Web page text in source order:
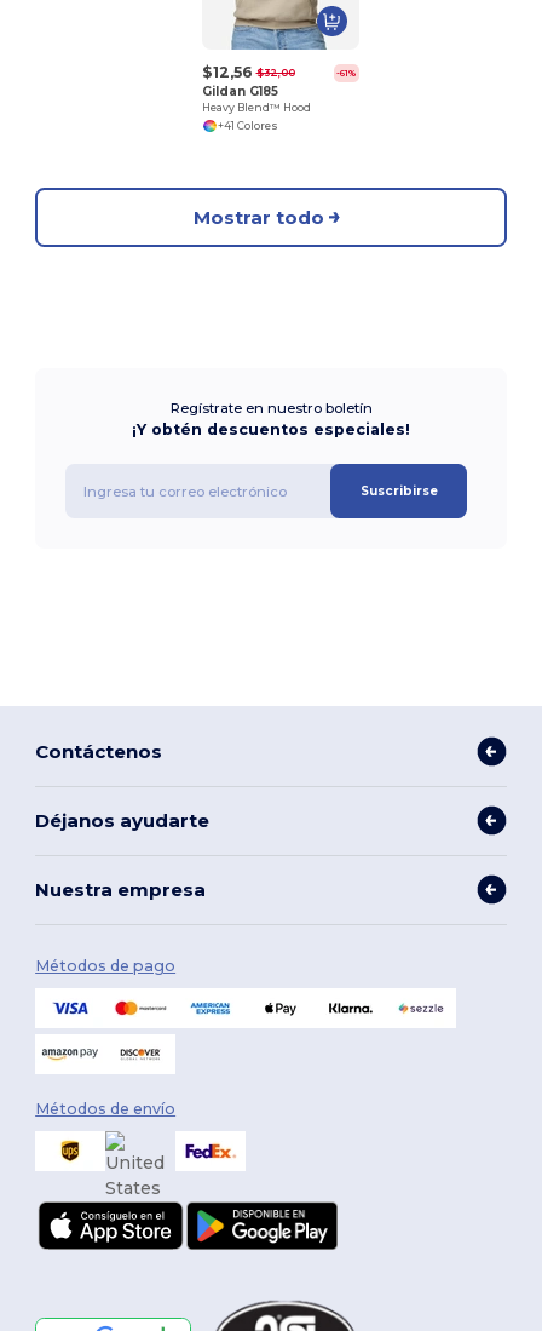
$12,56 $32,00 -61%
Gildan G185
Heavy Blend™ Hood
+41 Colores
Mostrar todo
Regístrate en nuestro boletín
¡Y obtén descuentos especiales!
Suscribirse
Contáctenos
Déjanos ayudarte
Nuestra empresa
Métodos de pago
Métodos de envío